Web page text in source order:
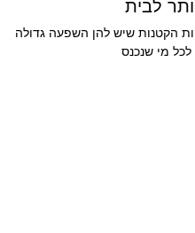
הקטנות שיש להן השפעה גדולה
לכל מי שנכנס